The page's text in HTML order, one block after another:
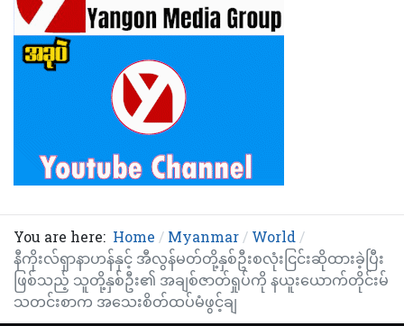
You are here: Home Myanmar
World
နီကိုးလ်ရှာနာဟန်နှင့် အီလွန်မတ်တို့နှစ်ဦးစလုံးငြင်းဆိုထားခဲ့ပြီး
ဖြစ်သည့် သူတို့နှစ်ဦး၏ အချစ်ဇာတ်ရှုပ်ကို နယူးယောက်တိုင်းမ်
သတင်းစာက အသေးစိတ်ထပ်မံဖွင့်ချ